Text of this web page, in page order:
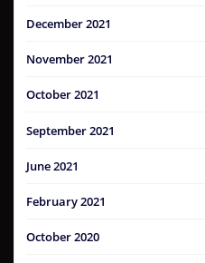
December 2021
November 2021
October 2021
September 2021
June 2021
February 2021
October 2020